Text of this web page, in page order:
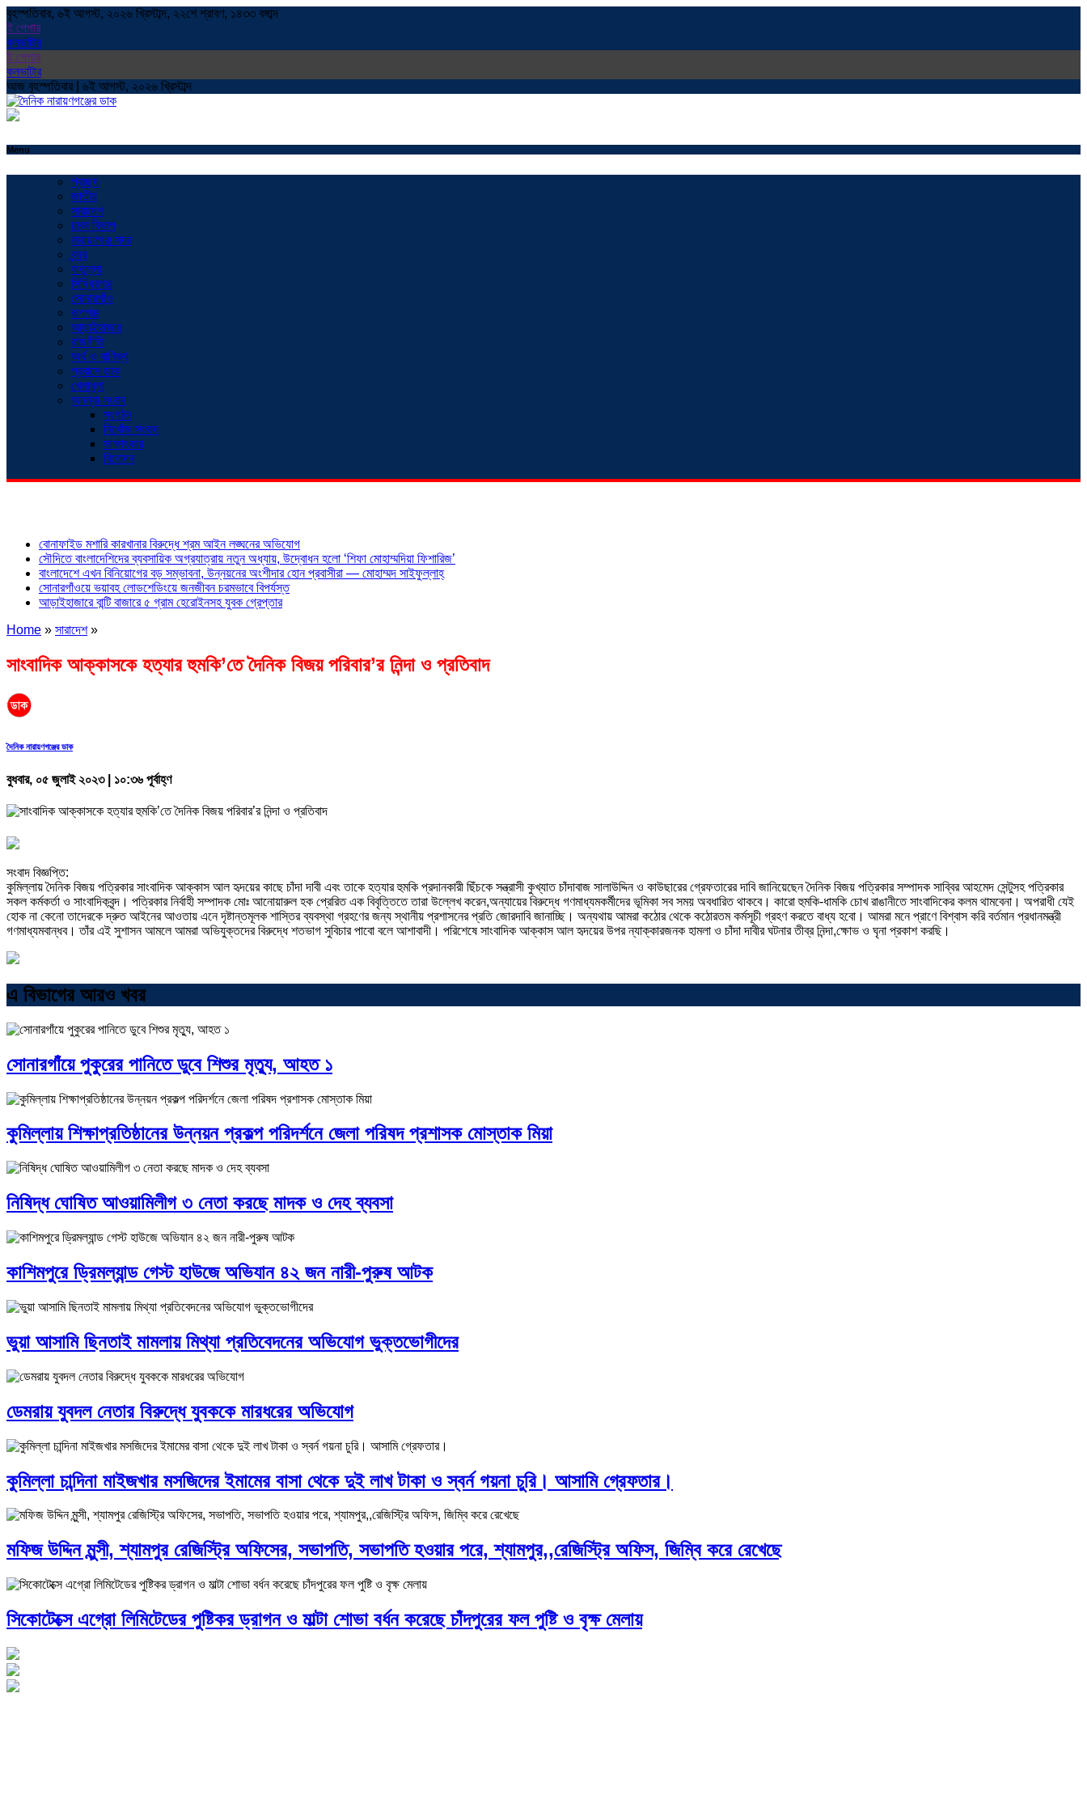
বৃহস্পতিবার, ৬ই আগস্ট, ২০২৬ খ্রিস্টাব্দ, ২২শে শ্রাবণ, ১৪৩৩ বঙ্গাব্দ
ই পেপার
কনভাটার
ই পেপার
কনভাটার
আজ বৃহস্পতিবার | ৬ই আগস্ট, ২০২৬ খ্রিস্টাব্দ
Menu
প্রচ্ছদ
জাতীয়
সারাদেশ
ঢাকা বিভাগ
নারায়ণগঞ্জ সদর
বন্দর
ফতুল্লা
সিদ্ধিরগঞ্জ
সোনারগাঁও
রূপগঞ্জ
আড়াইহাজার
রাজনীতি
অর্থ ও বাণিজ্য
প্রবাসে ডাক
খেলাধুলা
অনন্যা সংবাদ
সংগঠন
নিখোঁজ সংবাদ
সাক্ষাৎকার
বিনোদন
বোনাফাইড মশারি কারখানার বিরুদ্ধে শ্রম আইন লঙ্ঘনের অভিযোগ
সৌদিতে বাংলাদেশিদের ব্যবসায়িক অগ্রযাত্রায় নতুন অধ্যায়, উদ্বোধন হলো ‘শিফা মোহাম্মদিয়া ফিশারিজ’
বাংলাদেশে এখন বিনিয়োগের বড় সম্ভাবনা, উন্নয়নের অংশীদার হোন প্রবাসীরা — মোহাম্মদ সাইফুল্লাহ্
সোনারগাঁওয়ে ভয়াবহ লোডশেডিংয়ে জনজীবন চরমভাবে বিপর্যস্ত
আড়াইহাজারে বান্টি বাজারে ৫ গ্রাম হেরোইনসহ যুবক গ্রেপ্তার
Home » সারাদেশ»
সাংবাদিক আক্কাসকে হত্যার হুমকি’তে দৈনিক বিজয় পরিবার’র নিন্দা ও প্রতিবাদ
দৈনিক নারায়ণগঞ্জের ডাক
বুধবার, ০৫ জুলাই ২০২৩ | ১০:৩৬ পূর্বাহ্ণ
সংবাদ বিজ্ঞপ্তি:
কুমিল্লায় দৈনিক বিজয় পত্রিকার সাংবাদিক আক্কাস আল হৃদয়ের কাছে চাঁদা দাবী এবং তাকে হত্যার হুমকি প্রদানকারী ছিঁচকে সন্ত্রাসী কুখ্যাত চাঁদাবাজ সালাউদ্দিন ও কাউছারের গ্রেফতারের দাবি জানিয়েছেন দৈনিক বিজয় পত্রিকার সম্পাদক সাব্বির আহমেদ সেন্টুসহ পত্রিকার
সকল কর্মকর্তা ও সাংবাদিকবৃন্দ। পত্রিকার নির্বাহী সম্পাদক মোঃ আনোয়ারুল হক প্রেরিত এক বিবৃত্তিতে তারা উল্লেখ করেন,অন্যায়ের বিরুদ্ধে গণমাধ্যমকর্মীদের ভূমিকা সব সময় অবধারিত থাকবে। কারো হুমকি-ধামকি চোখ রাঙানীতে সাংবাদিকের কলম থামবেনা। অপরাধী যেই
হোক না কেনো তাদেরকে দ্রুত আইনের আওতায় এনে দৃষ্টান্তমূলক শাস্তির ব্যবস্থা গ্রহণের জন্য স্থানীয় প্রশাসনের প্রতি জোরদাবি জানাচ্ছি। অন্যথায় আমরা কঠোর থেকে কঠোরতম কর্মসূচী গ্রহণ করতে বাধ্য হবো। আমরা মনে প্রাণে বিশ্বাস করি বর্তমান প্রধানমন্ত্রী
গণমাধ্যমবান্ধব। তাঁর এই সুশাসন আমলে আমরা অভিযুক্তদের বিরুদ্ধে শতভাগ সুবিচার পাবো বলে আশাবাদী। পরিশেষে সাংবাদিক আক্কাস আল হৃদয়ের উপর ন্যাক্কারজনক হামলা ও চাঁদা দাবীর ঘটনার তীব্র নিন্দা,ক্ষোভ ও ঘৃনা প্রকাশ করছি।
এ বিভাগের আরও খবর
সোনারগাঁয়ে পুকুরের পানিতে ডুবে শিশুর মৃত্যু, আহত ১
কুমিল্লায় শিক্ষাপ্রতিষ্ঠানের উন্নয়ন প্রকল্প পরিদর্শনে জেলা পরিষদ প্রশাসক মোস্তাক মিয়া
নিষিদ্ধ ঘোষিত আওয়ামিলীগ ৩ নেতা করছে মাদক ও দেহ ব্যবসা
কাশিমপুরে ড্রিমল্যান্ড গেস্ট হাউজে অভিযান ৪২ জন নারী-পুরুষ আটক
ভুয়া আসামি ছিনতাই মামলায় মিথ্যা প্রতিবেদনের অভিযোগ ভুক্তভোগীদের
ডেমরায় যুবদল নেতার বিরুদ্ধে যুবককে মারধরের অভিযোগ
কুমিল্লা চান্দিনা মাইজখার মসজিদের ইমামের বাসা থেকে দুই লাখ টাকা ও স্বর্ন গয়না চুরি। আসামি গ্রেফতার।
মফিজ উদ্দিন মুন্সী, শ্যামপুর রেজিস্ট্রি অফিসের, সভাপতি, সভাপতি হওয়ার পরে, শ্যামপুর,,রেজিস্ট্রি অফিস, জিম্বি করে রেখেছে
সিকোটেক্সে এগ্রো লিমিটেডের পুষ্টিকর ড্রাগন ও মাল্টা শোভা বর্ধন করেছে চাঁদপুরের ফল পুষ্টি ও বৃক্ষ মেলায়